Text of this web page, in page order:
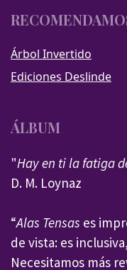
Árbol Invertido
Ediciones Deslinde
ÁLBUM
"Hay en ti la fatiga
D. M. Loynaz
“Alas Tensas es
de vista: es
Necesitamos más